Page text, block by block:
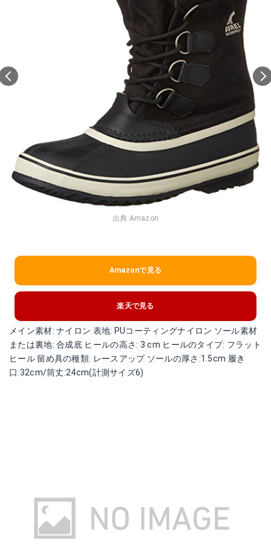
出典:Amazon
Amazonで見る
楽天で見る
メイン素材: ナイロン 表地: PUコーティングナイロン ソール素材
または裏地: 合成底 ヒールの高さ: 3 cm ヒールのタイプ: フラット
ヒール 留め具の種類: レースアップ ソールの厚さ:1.5cm 履き
口:32cm/筒丈:24cm(計測サイズ6)